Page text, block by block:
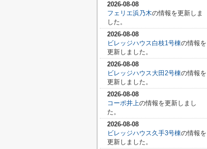
2026-08-08
フェリエ浜乃木の情報を更新しま
した。
2026-08-08
ビレッジハウス白枝1号棟の情報を
更新しました。
2026-08-08
ビレッジハウス大田2号棟の情報を
更新しました。
2026-08-08
コーポ井上の情報を更新しまし
た。
2026-08-08
ビレッジハウス久手3号棟の情報を
更新しました。